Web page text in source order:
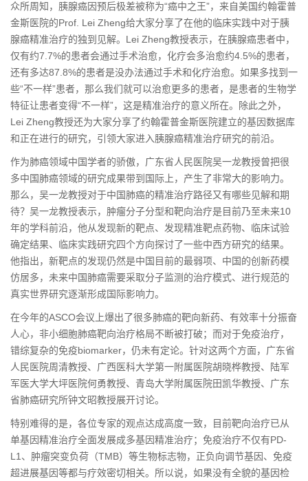
众所周知，胰腺癌因预后极差被称为“癌中之王”，来自美国约翰霍普
金斯医院的Prof. Lei Zheng给大家分享了在他的临床实践中对于胰
腺癌精准治疗的独到见解。Lei Zheng教授表示，在胰腺癌患者中，
仅有约7.7%的患者会通过手术治愈，化疗会多治愈约4.5%的患者，
还有多达87.8%的患者是没办法通过手术和化疗治愈。如果多找到一
些“不一样”患者，那么我们就可以治愈更多的患者，是患者的生物学
特征让患者变得“不一样”，这是精准治疗的意义所在。除此之外，
Lei Zheng教授还为大家分享了约翰霍普金斯医院建立的基因数据库
和正在进行的研究，引领大家进入胰腺癌精准治疗研究的前沿。
作为肺癌领域中国学者的骄傲，广东省人民医院吴一龙教授曾把很
多中国肺癌领域的研究成果带到国际上，产生了非常大的影响力。
那么，吴一龙教授对于中国肺癌的精准治疗路径又有哪些见解和期
待？吴一龙教授表示，肿瘤分子分型和靶向治疗是目前乃至未来10
年的学科前沿，他从发现新的靶点、发现精准靶点药物、临床试验
确定结果、临床实践研究四个方向探讨了一些中西方研究的结果。
他指出，新靶点的发现仍然是中国目前的最弱项、中国的创新药模
仿居多，未来中国肺癌需要采取分子监测的治疗模式、进行规范的
真实世界研究逐渐形成国际影响力。
在今年的ASCO会议上爆出了很多肺癌的靶向新药、有效率十分振奋
人心，非小细胞肺癌靶向治疗格局不断被打破；而对于免疫治疗，
错综复杂的免疫biomarker，仍未有定论。针对这两个方面，广东省
人民医院周清教授、广西医科大学第一附属医院胡晓桦教授、陆军
军医大学大坪医院何勇教授、青岛大学附属医院田凯华教授、广东
省肺癌研究所钟文昭教授展开讨论。
特别难得的是，各位专家的观点达成高度一致，目前靶向治疗已从
单基因精准治疗全面发展成多基因精准治疗；免疫治疗不仅有PD-
L1、肿瘤突变负荷（TMB）等生物标志物，正负向调节基因、免疫
超进展基因等都与疗效密切相关。所以说，如果没有全貌的基因检